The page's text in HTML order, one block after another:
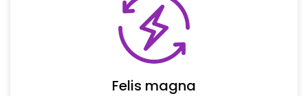
Felis magna